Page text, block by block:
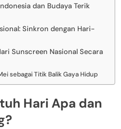
dan Budaya Terik
Sinkron dengan Hari-
Sunscreen Nasional Secara
sebagai Titik Balik Gaya Hidup
Hari Apa dan